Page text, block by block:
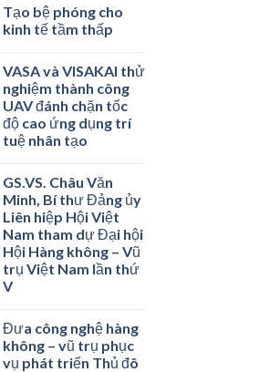
Tạo bệ phóng cho
kinh tế tầm thấp
VASA và VISAKAI thử
nghiệm thành công
UAV đánh chặn tốc
độ cao ứng dụng trí
tuệ nhân tạo
GS.VS. Châu Văn
Minh, Bí thư Đảng ủy
Liên hiệp Hội Việt
Nam tham dự Đại hội
Hội Hàng không – Vũ
trụ Việt Nam lần thứ
V
Đưa công nghệ hàng
không – vũ trụ phục
vụ phát triển Thủ đô